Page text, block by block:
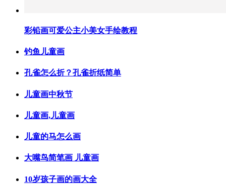
彩铅画可爱公主小美女手绘教程
钓鱼儿童画
孔雀怎么折？孔雀折纸简单
儿童画中秋节
儿童画,儿童画
儿童的马怎么画
大嘴鸟简笔画 儿童画
10岁孩子画的画大全